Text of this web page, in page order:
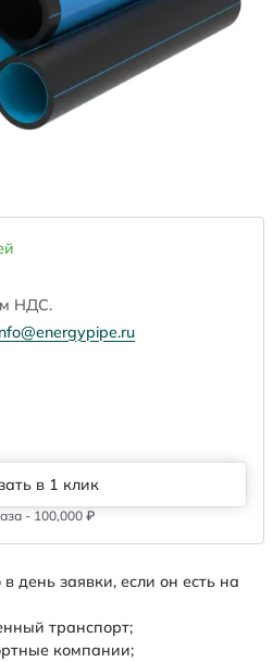
НДС.
в 1 клик
- 100,000 ₽
день заявки, если он есть на
транспорт;
компании;